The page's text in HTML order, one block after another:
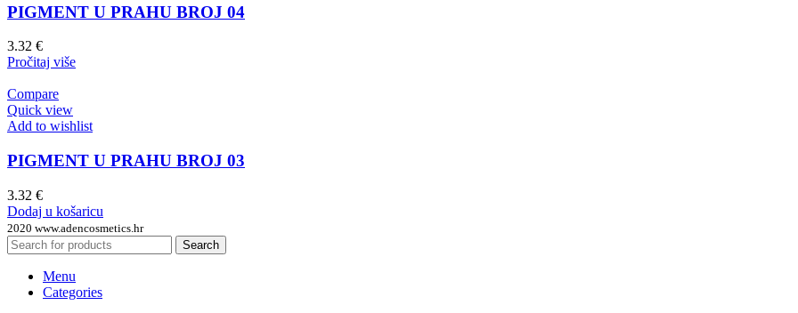
PIGMENT U PRAHU BROJ 04
3.32 €
Pročitaj više
Compare
Quick view
Add to wishlist
PIGMENT U PRAHU BROJ 03
3.32 €
Dodaj u košaricu
2020 www.adencosmetics.hr
Search
Menu
Categories